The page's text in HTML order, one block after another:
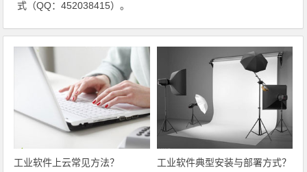
式（QQ：452038415）。
工业软件上云常见方法？ 工业软件典型安装与部署方式？